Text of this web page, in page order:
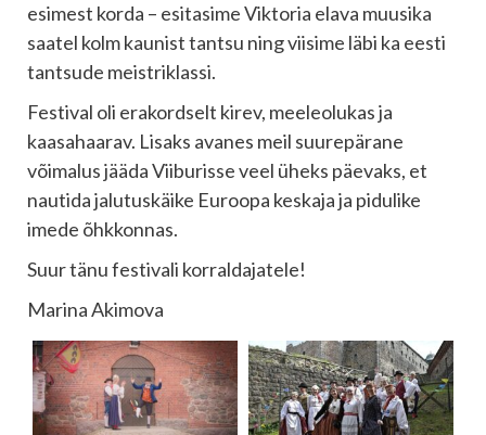
esimest korda – esitasime Viktoria elava muusika
saatel kolm kaunist tantsu ning viisime läbi ka eesti
tantsude meistriklassi.
Festival oli erakordselt kirev, meeleolukas ja
kaasahaarav. Lisaks avanes meil suurepärane
võimalus jääda Viiburisse veel üheks päevaks, et
nautida jalutuskäike Euroopa keskaja ja pidulike
imede õhkkonnas.
Suur tänu festivali korraldajatele!
Marina Akimova